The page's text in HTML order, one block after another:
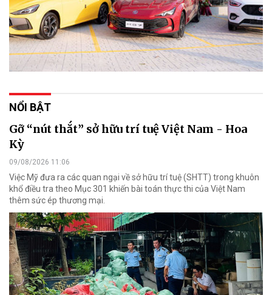
NỔI BẬT
Gỡ “nút thắt” sở hữu trí tuệ Việt Nam - Hoa
Kỳ
09/08/2026 11:06
Việc Mỹ đưa ra các quan ngại về sở hữu trí tuệ (SHTT) trong khuôn
khổ điều tra theo Mục 301 khiến bài toán thực thi của Việt Nam
thêm sức ép thương mại.